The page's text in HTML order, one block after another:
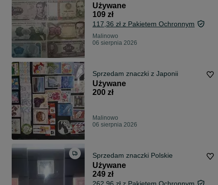
Używane
109 zł
117,36 zł z Pakietem Ochronnym
Malinowo
06 sierpnia 2026
Sprzedam znaczki z Japonii
Używane
200 zł
Malinowo
06 sierpnia 2026
Sprzedam znaczki Polskie
Używane
249 zł